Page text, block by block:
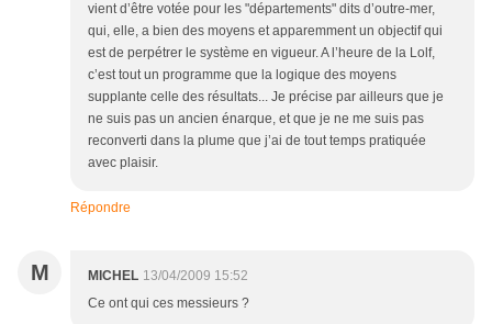
vient d’être votée pour les "départements" dits d’outre-mer,
qui, elle, a bien des moyens et apparemment un objectif qui
est de perpétrer le système en vigueur. A l’heure de la Lolf,
c’est tout un programme que la logique des moyens
supplante celle des résultats... Je précise par ailleurs que je
ne suis pas un ancien énarque, et que je ne me suis pas
reconverti dans la plume que j’ai de tout temps pratiquée
avec plaisir.
Répondre
M MICHEL 13/04/2009 15:52
Ce ont qui ces messieurs ?